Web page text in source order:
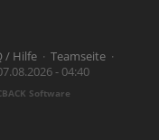
/ Hilfe· Teamseite·
- 04:40
Software